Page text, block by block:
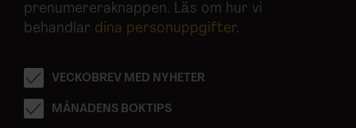
prenumereraknappen. Läs om hur vi
behandlar dina personuppgifter.
VECKOBREV MED NYHETER
MÅNADENS BOKTIPS